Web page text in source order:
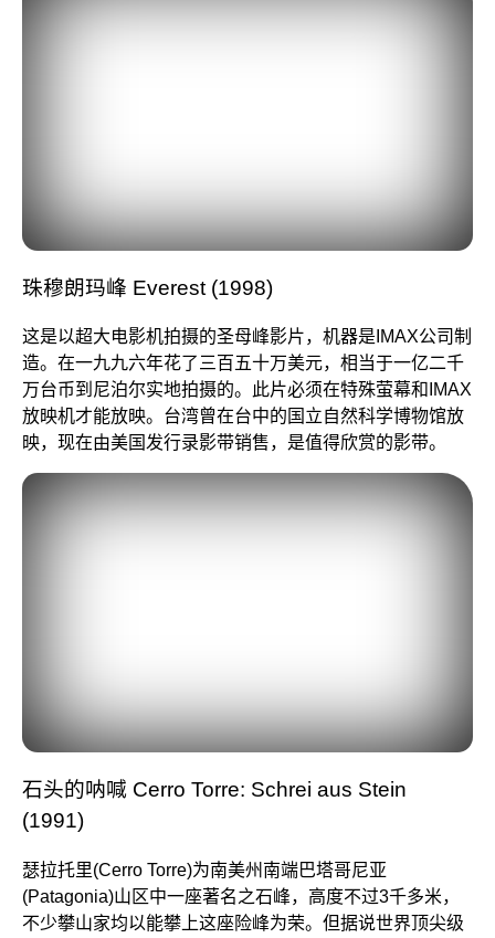
珠穆朗玛峰 Everest (1998)
这是以超大电影机拍摄的圣母峰影片，机器是IMAX公司制
造。在一九九六年花了三百五十万美元，相当于一亿二千
万台币到尼泊尔实地拍摄的。此片必须在特殊萤幕和IMAX
放映机才能放映。台湾曾在台中的国立自然科学博物馆放
映，现在由美国发行录影带销售，是值得欣赏的影带。
石头的呐喊 Cerro Torre: Schrei aus Stein
(1991)
瑟拉托里(Cerro Torre)为南美州南端巴塔哥尼亚
(Patagonia)山区中一座著名之石峰，高度不过3千多米，
不少攀山家均以能攀上这座险峰为荣。但据说世界顶尖级